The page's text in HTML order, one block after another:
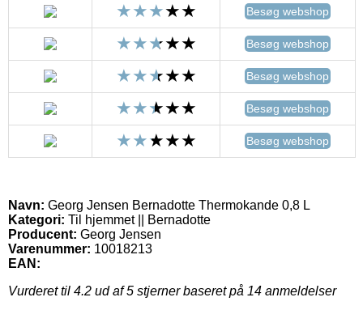
Besøg webshop
Besøg webshop
Besøg webshop
Besøg webshop
Besøg webshop
Navn: Georg Jensen Bernadotte Thermokande 0,8 L
Kategori: Til hjemmet || Bernadotte
Producent: Georg Jensen
Varenummer: 10018213
EAN:
Vurderet til 4.2 ud af 5 stjerner baseret på 14 anmeldelser